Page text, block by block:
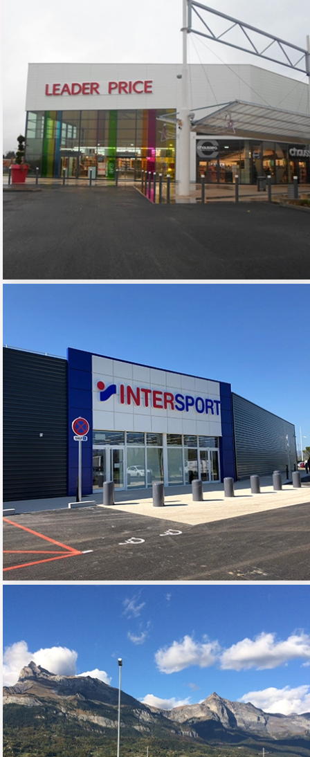
MAGASIN LEADER PRICE
02 - COMMERCE
MAGASIN INTERSPORT
02 - COMMERCE
CENTRE COMMERCIAL À
DOMANCY
02 - COMMERCE